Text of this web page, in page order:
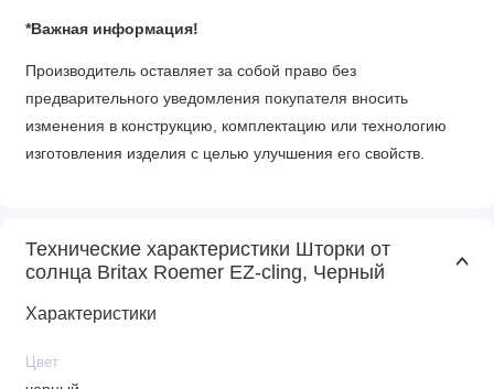
*Важная информация!
Производитель оставляет за собой право без
предварительного уведомления покупателя вносить
изменения в конструкцию, комплектацию или технологию
изготовления изделия с целью улучшения его свойств.
Технические характеристики Шторки от
солнца Britax Roemer EZ-cling, Черный
Характеристики
Цвет